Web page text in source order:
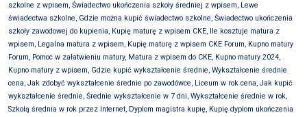
szkolne z wpisem, Świadectwo ukończenia szkoły średniej z wpisem, Lewe
świadectwa szkolne, Gdzie można kupić świadectwo szkolne, Świadectwo ukończenia
szkoły zawodowej do kupienia, Kupię maturę z wpisem CKE, Ile kosztuje matura z
wpisem, Legalna matura z wpisem, Kupię maturę z wpisem CKE Forum, Kupno matury
Forum, Pomoc w załatwieniu matury, Matura z wpisem do CKE, Kupno matury 2024,
Kupno matury z wpisem, Gdzie kupić wykształcenie średnie, Wykształcenie średnie
cena, Jak zdobyć wykształcenie średnie po zawodówce, Liceum w rok cena, Jak kupić
wykształcenie średnie, Średnie wykształcenie w 7 dni, Wykształcenie średnie w rok,
Szkołą średnia w rok przez Internet, Dyplom magistra kupię, Kupię dyplom ukończenia